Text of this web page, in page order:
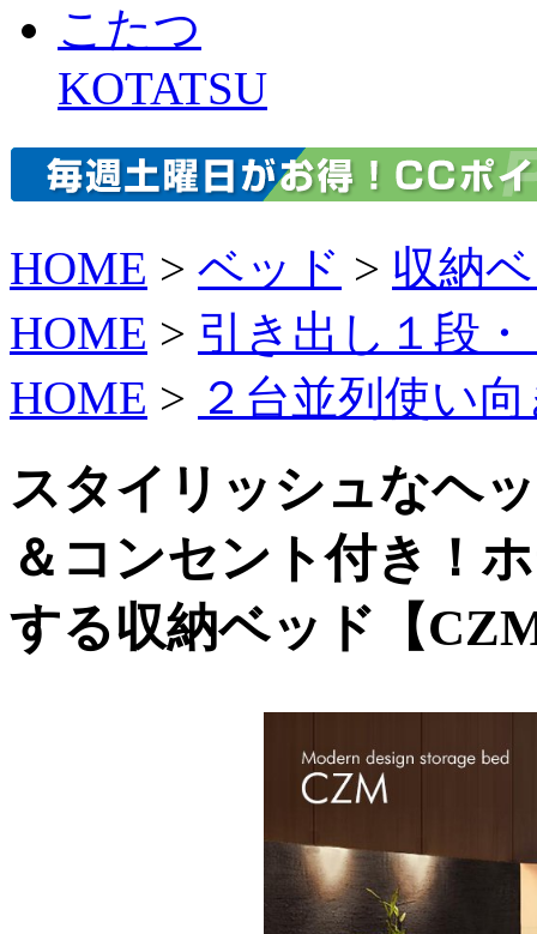
こたつ
KOTATSU
HOME > ベッド > 収納
HOME > 引き出し１段
HOME > ２台並列使い
スタイリッシュなヘ
＆コンセント付き！
する収納ベッド【